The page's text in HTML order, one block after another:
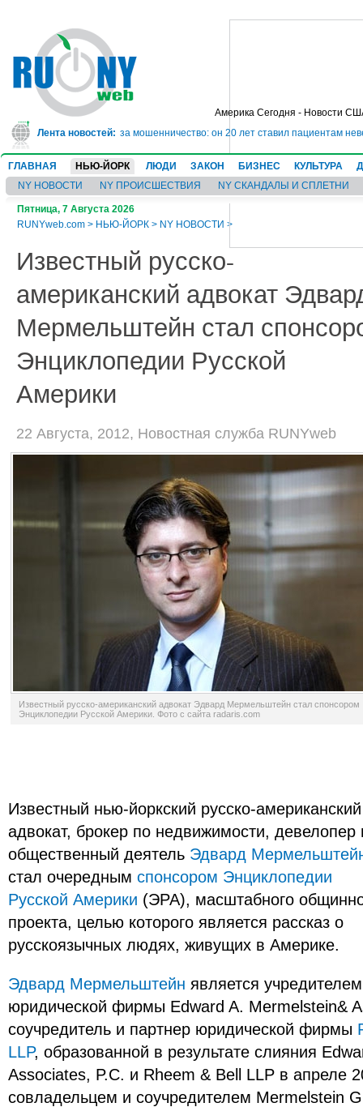
Америка Сегодня - Новости
Лента новостей:
в тюрьму на 10 лет за мошенничество: он 20 лет ставил пациентам
ГЛАВНАЯ НЬЮ-ЙОРК ЛЮДИ ЗАКОН БИЗНЕС КУЛЬТУРА
NY НОВОСТИ
NY ПРОИСШЕСТВИЯ NY СКАНДАЛЫ И СПЛЕТНИ
Пятница, 7 Августа 2026
RUNYweb.com > НЬЮ-ЙОРК > NY НОВОСТИ >
Известный русско-
американский адвокат
Мермельштейн стал
Энциклопедии Русской
Америки
22 Августа, 2012, Новостная служба RUNYweb
Известный русско-американский адвокат Эдвард Мермельштейн стал спонсором
Энциклопедии Русской Америки. Фото с сайта radaris.com
Известный нью-йоркский русско-американский
адвокат, брокер по недвижимости, девелопер
общественный деятель Эдвард
стал очередным спонсором Энциклопедии
Русской Америки (ЭРА), масштабного
проекта, целью которого является рассказ о
русскоязычных людях, живущих в Америке.
Эдвард Мермельштейн является учредителем
юридической фирмы Edward A. Mermelstein&
соучредитель и партнер юридической фирмы
LLP, образованной в результате слияния
Associates, P.C. и Rheem & Bell LLP в апреле
совладельцем и соучредителем Mermelstein